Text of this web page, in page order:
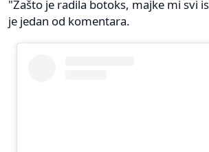
"Zašto je radila botoks, majke mi svi
je jedan od komentara.